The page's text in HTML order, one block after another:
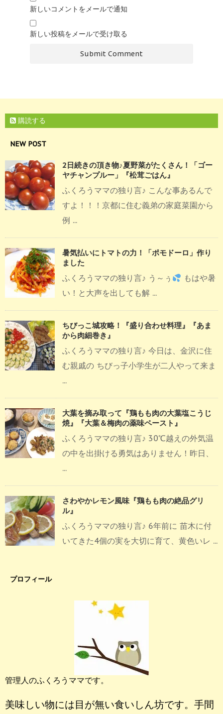
新しいコメントをメールで通知
新しい投稿をメールで受け取る
購読する
NEW POST
2日続きの頂き物♪夏野菜がたくさん！「ゴー
ヤチャンプルー」『松茸ごはん』
ふくろうママの独り言♪ こんな事あるんで
すよ！！！京都に住む義弟の家庭菜園から
例 ...
暑気払いにトマトの力！「ポモドーロ」作り
ました
ふくろうママの独り言♪ う～ぅ
もはや暑
い！と大声を出しても解 ...
ちびっこ城攻略！『盛り合わせ料理』『あま
から肉細巻き』
ふくろうママの独り言♪ 今日は、金沢に住
む親戚の ちびっ子小学生が二人やって来ま
...
大葉を摘み取って『鶏もも肉の大葉塩こうじ
焼』『大葉＆梅肉の薬味ペースト』
ふくろうママの独り言♪ 30℃越えの外気温
の中を出掛ける勇気はありません！昨日、
...
さわやかレモン風味『鶏もも肉の絶品グリ
ル』
ふくろうママの独り言♪ 6年前に 苗木に付
いてきた4個の実を大切に育て、黄色いレ ...
プロフィール
管理人のふくろうママです。
美味しい物には目が無い食いしん坊です。手間